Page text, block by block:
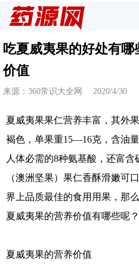
吃夏威夷果的好处有
价值
来源：360常识大全网 2020/4/30
夏威夷果果仁营养丰富，其外
褐色，单果重15—16克，含油
人体必需的8种氨基酸，还富
（澳洲坚果）果仁香酥滑嫩可
界上品质最佳的食用用果，那
夏威夷果的营养价值有哪些呢
夏威夷果的营养价值